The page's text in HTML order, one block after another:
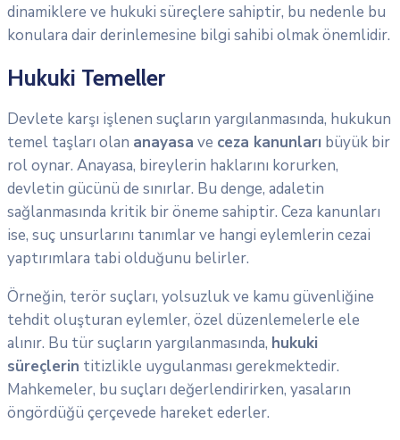
dinamiklere ve hukuki süreçlere sahiptir, bu nedenle bu
konulara dair derinlemesine bilgi sahibi olmak önemlidir.
Hukuki Temeller
Devlete karşı işlenen suçların yargılanmasında, hukukun
temel taşları olan anayasa ve ceza kanunları büyük bir
rol oynar. Anayasa, bireylerin haklarını korurken,
devletin gücünü de sınırlar. Bu denge, adaletin
sağlanmasında kritik bir öneme sahiptir. Ceza kanunları
ise, suç unsurlarını tanımlar ve hangi eylemlerin cezai
yaptırımlara tabi olduğunu belirler.
Örneğin, terör suçları, yolsuzluk ve kamu güvenliğine
tehdit oluşturan eylemler, özel düzenlemelerle ele
alınır. Bu tür suçların yargılanmasında, hukuki
süreçlerin titizlikle uygulanması gerekmektedir.
Mahkemeler, bu suçları değerlendirirken, yasaların
öngördüğü çerçevede hareket ederler.